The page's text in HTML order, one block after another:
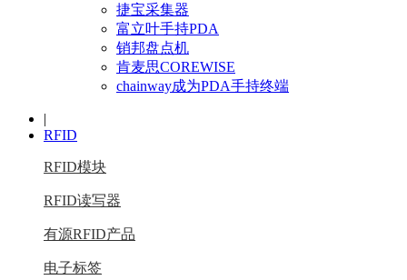
捷宝采集器
富立叶手持PDA
销邦盘点机
肯麦思COREWISE
chainway成为PDA手持终端
|
RFID
RFID模块
RFID读写器
有源RFID产品
电子标签